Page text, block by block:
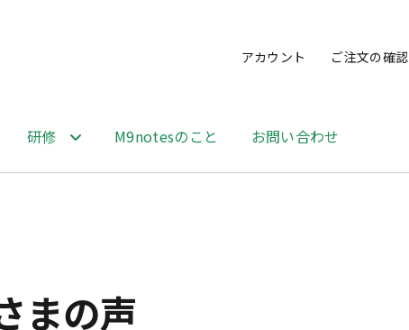
アカウント ご注文の確認
研修 M9notesのこと お問い合わせ
まの声